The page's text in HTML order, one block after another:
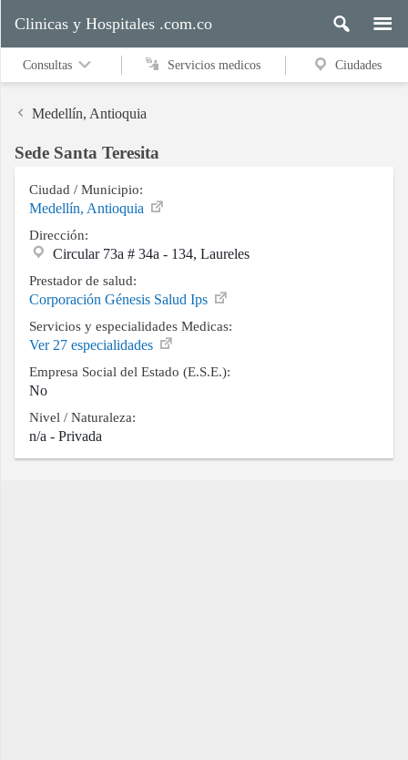
medicos
Ciudades
Buscar
Contacto
Clinicas y Hospitales .com.co
Consultas Servicios medicos Ciudades
Medellín, Antioquia
Sede Santa Teresita
Ciudad / Municipio:
Medellín, Antioquia
Dirección:
Circular 73a # 34a - 134, Laureles
Prestador de salud:
Corporación Génesis Salud Ips
Servicios y especialidades Medicas:
Ver 27 especialidades
Empresa Social del Estado (E.S.E.):
No
Nivel / Naturaleza:
n/a - Privada